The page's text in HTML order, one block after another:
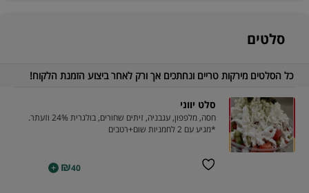
סלטים
כל הסלטים מירקות טריים ונחתכים אך ורק לאחר ביצוע הזמנת הלקוח!
סלט יווני
חסה, מלפפון, עגבניה, זיתים שחורים, בולגרית 24% וזעתר.
*מגיע עם 2 לחמניות שום+רטבים
₪40
+